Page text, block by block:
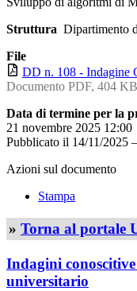
Struttura Dipartimento
File
DD n. 108 - Indagine
Documento PDF, 404 KB
Data di termine per la
21 novembre 2025 12:00
Pubblicato il 14/11/2025
Azioni sul documento
Stampa
» Torna al portale
Indagini
universitario